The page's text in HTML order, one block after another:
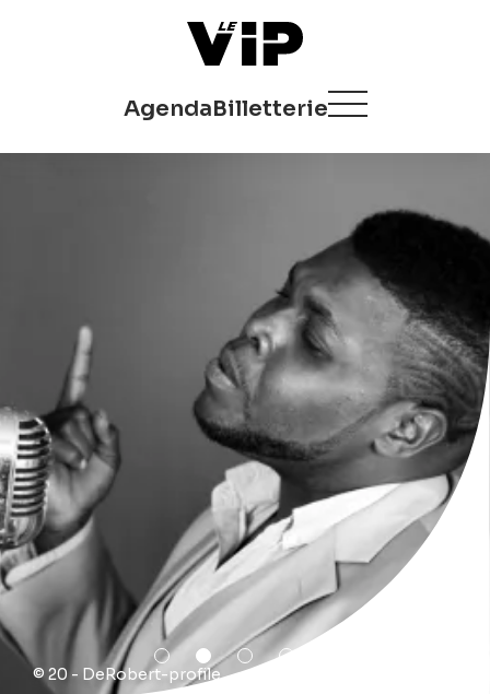
AgendaBilletterie
© 20 - DeRobert-profile